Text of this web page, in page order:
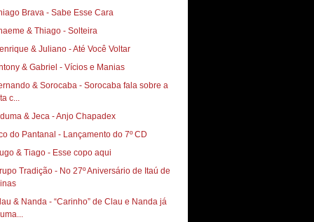
Brava - Sabe Esse Cara
& Thiago - Solteira
& Juliano - Até Você Voltar
& Gabriel - Vícios e Manias
& Sorocaba - Sorocaba fala sobre a
c...
& Jeca - Anjo Chapadex
do Pantanal - Lançamento do 7º CD
& Tiago - Esse copo aqui
Tradição - No 27º Aniversário de Itaú de
& Nanda - “Carinho” de Clau e Nanda já